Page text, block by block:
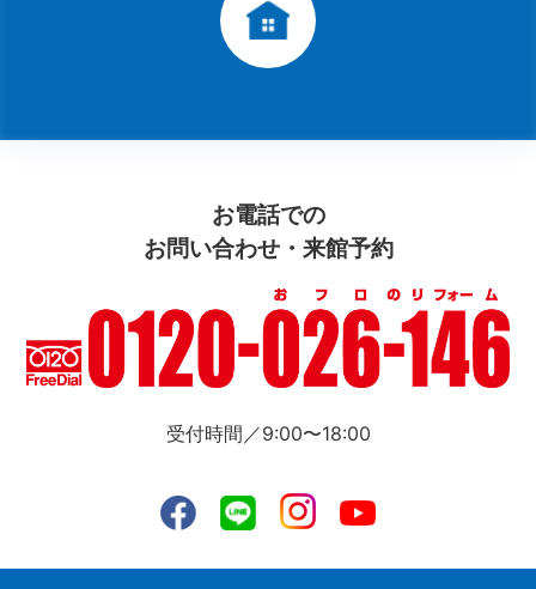
お電話での
お問い合わせ・来館予約
受付時間／9:00〜18:00